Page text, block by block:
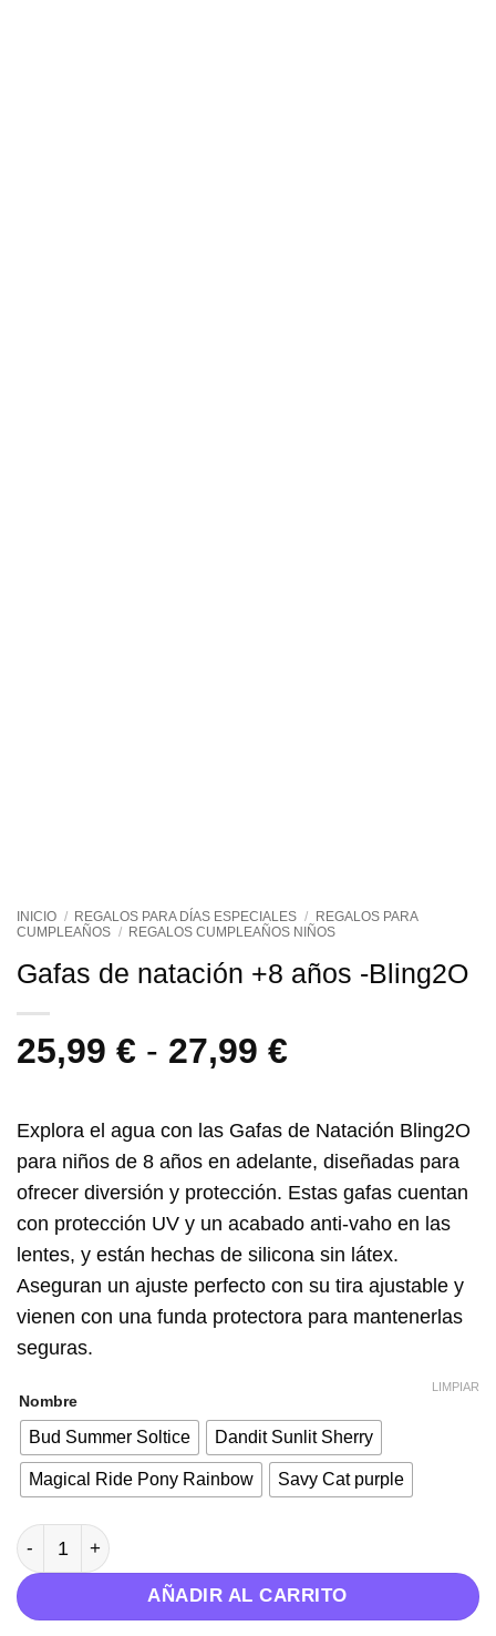
INICIO / REGALOS PARA DÍAS ESPECIALES /
REGALOS PARA
CUMPLEAÑOS / REGALOS CUMPLEAÑOS NIÑOS
Gafas de natación +8 años -Bling2O
25,99 € - 27,99 €Rango
precios:
desde
25,99 €
hasta
27,99 €
Explora el agua con las Gafas de Natación Bling2O
para niños de 8 años en adelante, diseñadas para
ofrecer diversión y protección. Estas gafas cuentan
con protección UV y un acabado anti-vaho en las
lentes, y están hechas de silicona sin látex.
Aseguran un ajuste perfecto con su tira ajustable y
vienen con una funda protectora para mantenerlas
seguras.
Nombre
Bud Summer Soltice Dandit Sunlit Sherry
Magical Ride Pony Rainbow Savy Cat purple
LIMPIAR
Gafas de natación +8 años -Bling2O cantidad
AÑADIR AL CARRITO